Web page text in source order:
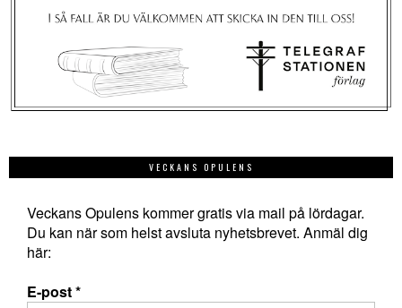
VECKANS OPULENS
Veckans Opulens kommer gratis via mail på lördagar.
Du kan när som helst avsluta nyhetsbrevet. Anmäl dig
här:
E-post*